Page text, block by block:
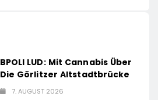
BPOLI LUD: Mit Cannabis Über
Die Görlitzer Altstadtbrücke
7. AUGUST 2026